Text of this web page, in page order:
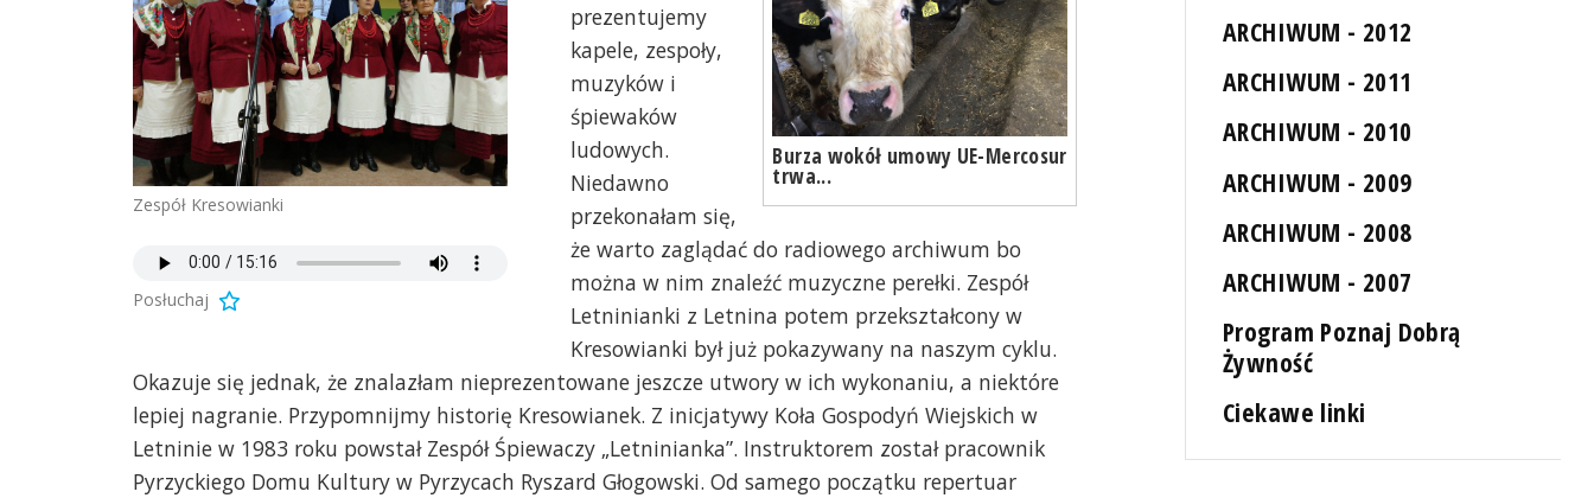
Zespół Kresowianki
Posłuchaj
Burza wokół umowy UE-Mercosur
trwa...
prezentujemy
kapele, zespoły,
muzyków i
śpiewaków
ludowych.
Niedawno
przekonałam się,
że warto zaglądać do radiowego archiwum bo
można w nim znaleźć muzyczne perełki. Zespół
Letninianki z Letnina potem przekształcony w
Kresowianki był już pokazywany na naszym cyklu.
Okazuje się jednak, że znalazłam nieprezentowane jeszcze utwory w ich wykonaniu, a niektóre
lepiej nagranie. Przypomnijmy historię Kresowianek. Z inicjatywy Koła Gospodyń Wiejskich w
Letninie w 1983 roku powstał Zespół Śpiewaczy „Letninianka”. Instruktorem został pracownik
Pyrzyckiego Domu Kultury w Pyrzycach Ryszard Głogowski. Od samego początku repertuar
ARCHIWUM - 2012
ARCHIWUM - 2011
ARCHIWUM - 2010
ARCHIWUM - 2009
ARCHIWUM - 2008
ARCHIWUM - 2007
Program Poznaj Dobrą
Żywność
Ciekawe linki